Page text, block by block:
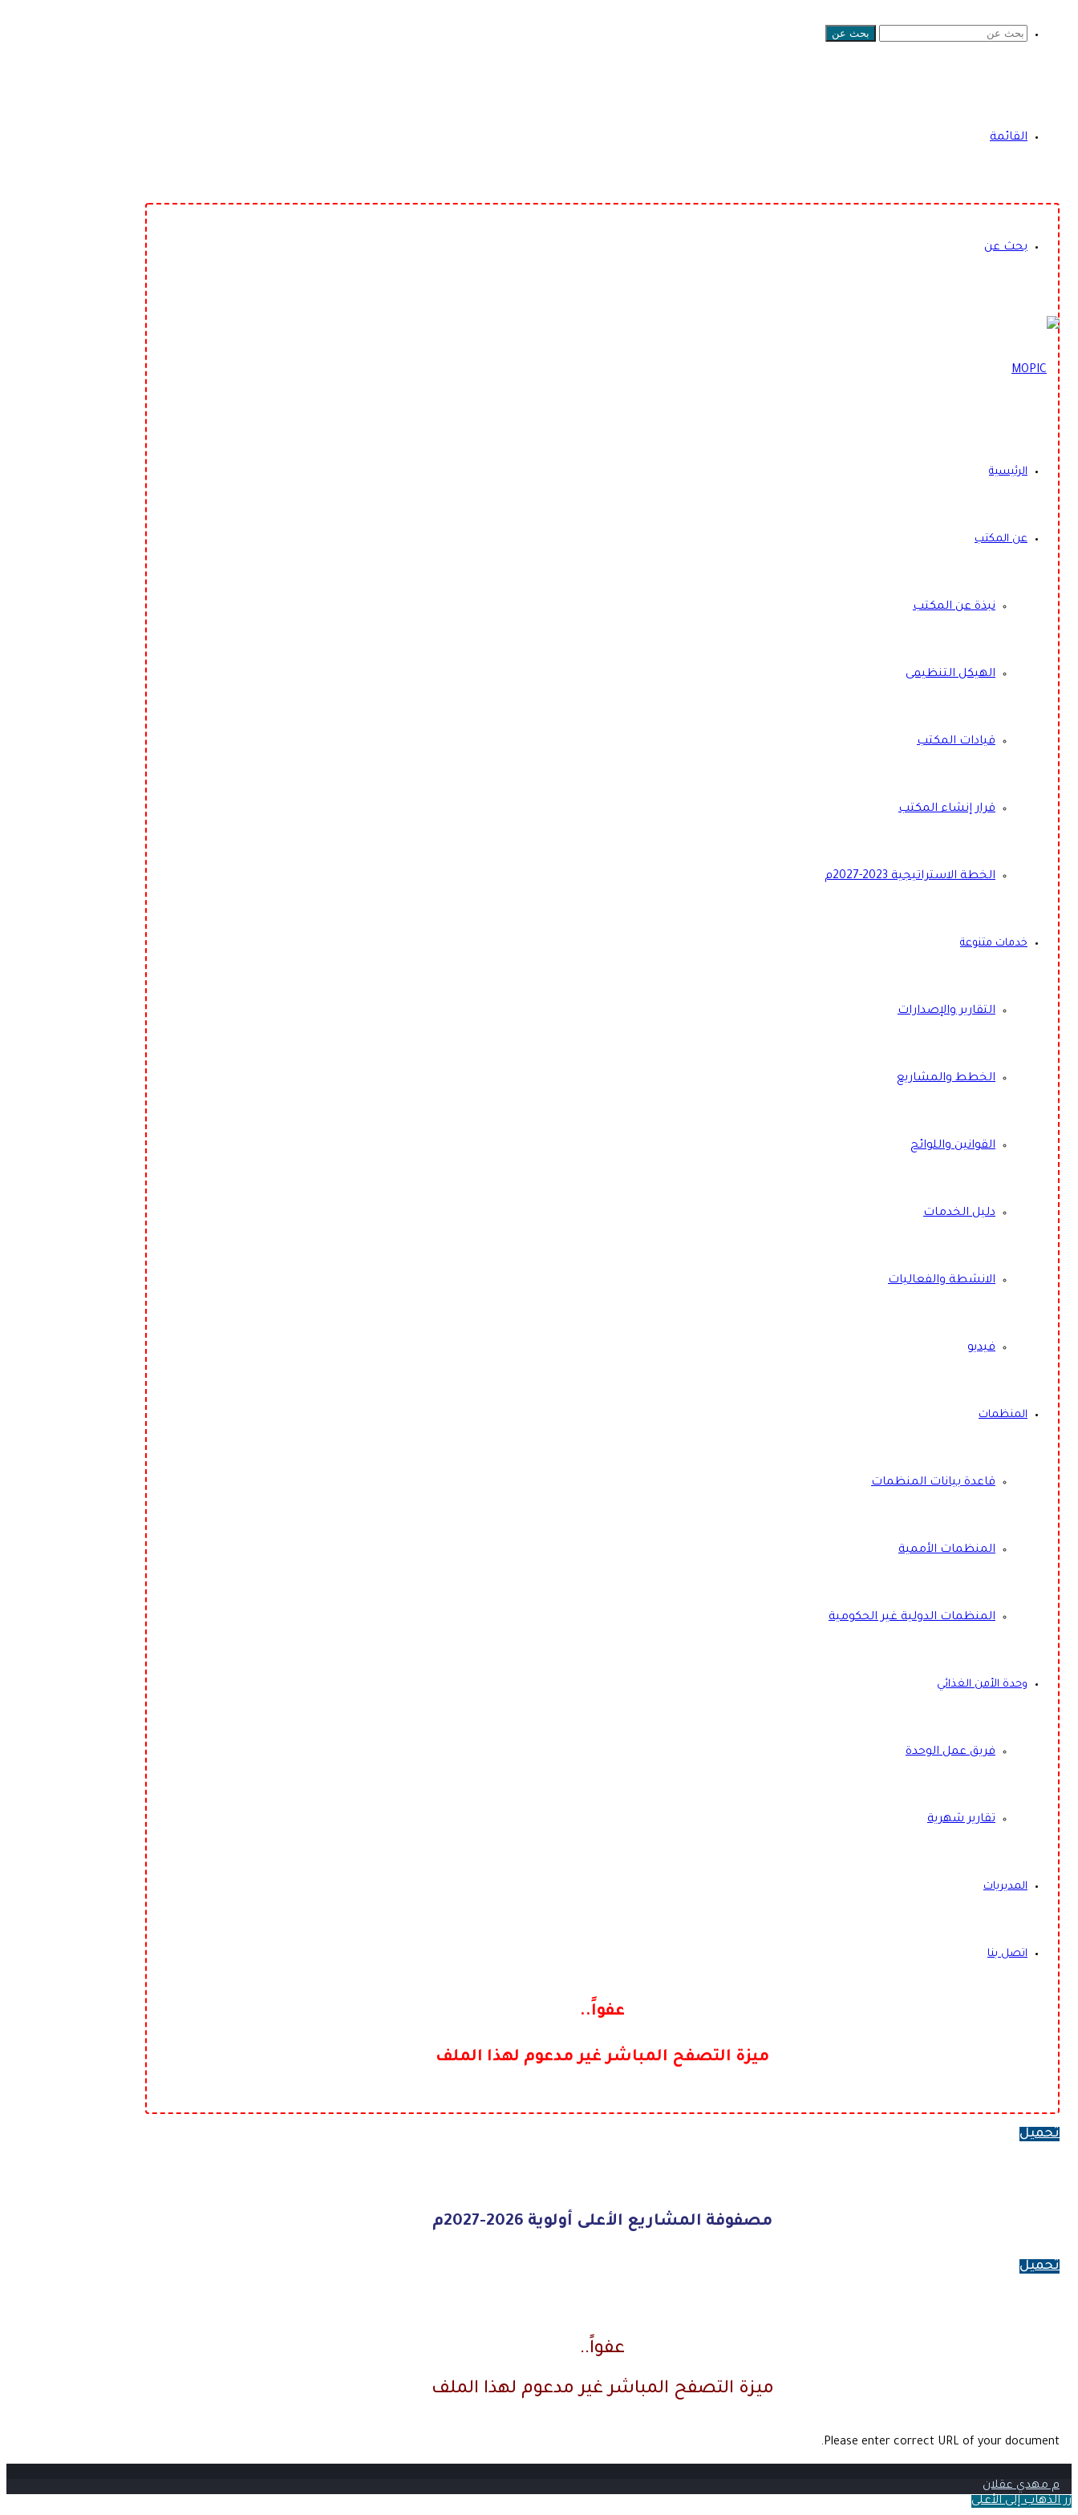
بحث عن
القائمة
بحث عن
الرئيسية
عن المكتب
نبذة عن المكتب
الهيكل التنظيمى
قيادات المكتب
قرار إنشاء المكتب
الخطة الاستراتيجية 2023-2027م
خدمات متنوعة
التقارير والإصدارات
الخطط والمشاريع
القوانين واللوائح
دليل الخدمات
الانشطة والفعاليات
فيديو
المنظمات
قاعدة بيانات المنظمات
المنظمات الأممية
المنظمات الدولية غير الحكومية
وحدة الأمن الغذائي
فريق عمل الوحدة
تقارير شهرية
المديريات
اتصل بنا
عفواً..
ميزة التصفح المباشر غير مدعوم لهذا الملف
تحميل
مصفوفة المشاريع الأعلى أولوية 2026-2027م
تحميل
عفواً..
ميزة التصفح المباشر غير مدعوم لهذا الملف
Please enter correct URL of your document.
م مهدي عقلان
زر الذهاب إلى الأعلى